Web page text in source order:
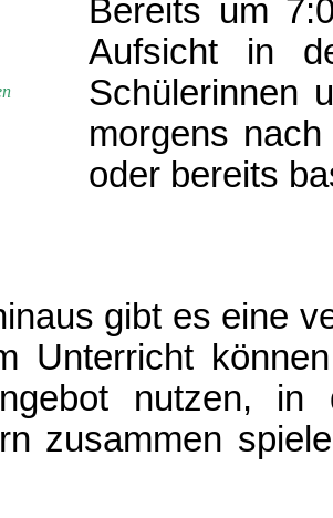
Bereits um
Aufsicht in
Schülerinnen
morgens
oder bereits
gibt es eine
Unterricht
nutzen,
zusammen